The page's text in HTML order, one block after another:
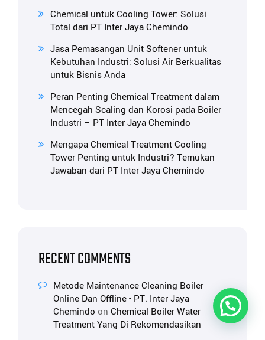
Chemical untuk Cooling Tower: Solusi
Total dari PT Inter Jaya Chemindo
Jasa Pemasangan Unit Softener untuk
Kebutuhan Industri: Solusi Air Berkualitas
untuk Bisnis Anda
Peran Penting Chemical Treatment dalam
Mencegah Scaling dan Korosi pada Boiler
Industri – PT Inter Jaya Chemindo
Mengapa Chemical Treatment Cooling
Tower Penting untuk Industri? Temukan
Jawaban dari PT Inter Jaya Chemindo
RECENT COMMENTS
Metode Maintenance Cleaning Boiler
Online Dan Offline - PT. Inter Jaya
Chemindo on Chemical Boiler Water
Treatment Yang Di Rekomendasikan